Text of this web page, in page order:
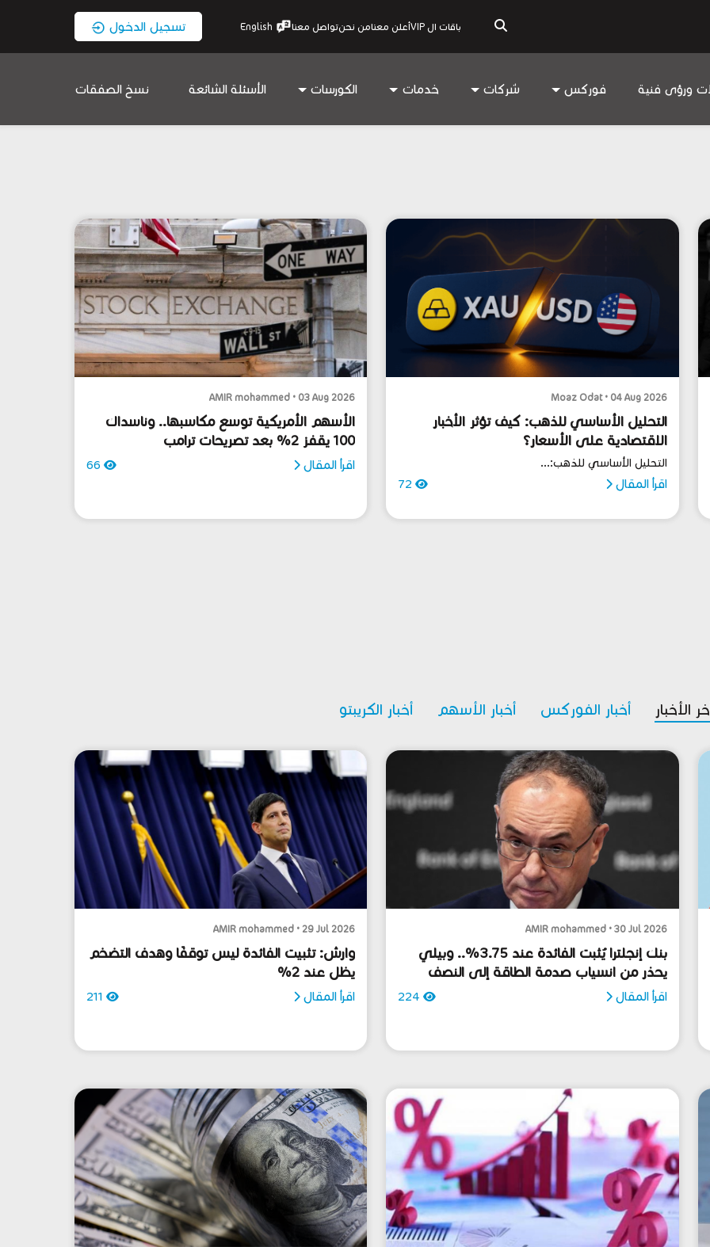
باقات ال VIP أعلن معنامن نحنتواصل معنا English تسجيل الدخول
ورؤى فنية فوركس شركات خدمات الكورسات الأسئلة الشائعة نسخ الصفقات
Moaz Odat • 04 Aug 2026
التحليل الأساسي للذهب: كيف تؤثر الأخبار
الاقتصادية على الأسعار؟
التحليل الأساسي للذهب:...
اقرأ المقال 72
AMIR mohammed • 03 Aug 2026
الأسهم الأمريكية توسع مكاسبها.. وناسداك
100 يقفز 2% بعد تصريحات ترامب
اقرأ المقال 66
الأخبار أخبار الفوركس أخبار الأسهم أخبار الكريبتو
AMIR mohammed • 30 Jul 2026
بنك إنجلترا يُثبت الفائدة عند 3.75%.. وبيلي
يحذر من انسياب صدمة الطاقة إلى النصف
الثاني
اقرأ المقال 224
AMIR mohammed • 29 Jul 2026
وارش: تثبيت الفائدة ليس توقفًا وهدف التضخم
يظل عند 2%
اقرأ المقال 211